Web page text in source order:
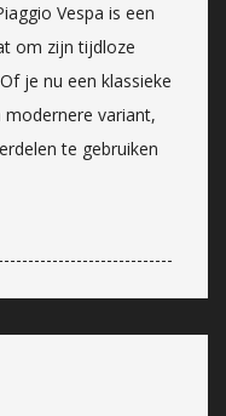
Vespa is een
om zijn tijdloze
je nu een klassieke
modernere variant,
te gebruiken